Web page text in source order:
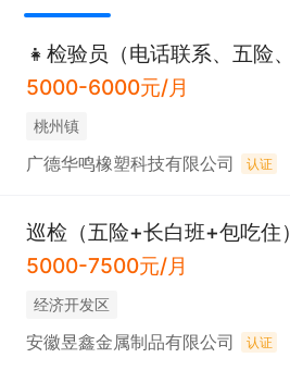
5000-6000元/月
桃州镇
广德华鸣橡塑科技有限公司 认证
巡检（五险+长白班+包吃住）
5000-7500元/月
经济开发区
安徽昱鑫金属制品有限公司 认证